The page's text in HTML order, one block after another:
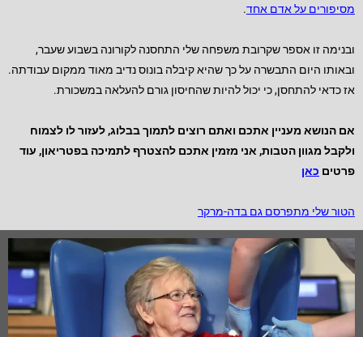
מסיפורים על אדם אחד.
ובנימה זו אספר שקרובת משפחה שלי התחסנה לקורונה בשבוע שעבר,
ובאותו היום התבשרה על כך שהיא קיבלה בונוס נדיב מאוד ממקום עבודתה.
אז כדאי להתחסן, כי יכול להיות שהחיסון גורם להעלאה במשכורת.
אם הנושא מעניין אתכם ואתם רוצים לתמוך בבלוג, לעזור לו לצמוח
ולקבל מגוון הטבות, אני מזמין אתכם להצטרף לתמיכה בפטריאון, עוד
פרטים כאן
הטור שלי מתפרסם גם בדה-מרקר